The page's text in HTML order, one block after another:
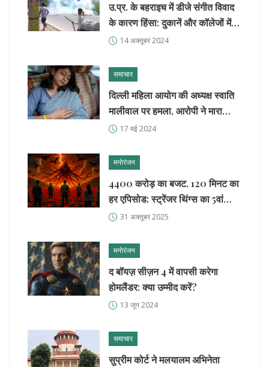
उ.प्र. के बहराइच में डीजे संगीत विवाद
के कारण हिंसा: दुकानें और कॉलेजों में
आग14 अक्तूबर 2024
समाचार
दिल्ली महिला आयोग की अध्यक्ष स्वाति
मालीवाल पर हमला, आरोपी ने मारा
थप्पड़ और लात
17 मई 2024
मनोरंजन
4400 करोड़ का बजट, 120 मिनट का
हर एपिसोड: स्ट्रेंजर थिंग्स का 5वां
सीजन वापसी पर
31 अक्तूबर 2025
मनोरंजन
द बॉयज़ सीज़न 4 में वापसी करेगा
होमलैंडर: क्या उम्मीद करें?
13 जून 2024
समाचार
सुप्रीम कोर्ट ने मलयालम अभिनेता